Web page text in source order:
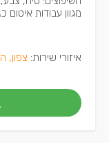
מגוון עבודות איטום
איזורי שירות: צפון,